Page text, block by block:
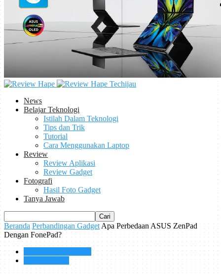
Techijau
News
Belajar Teknologi
Istilah Dalam Teknologi
Tips dan Trik
Tutorial
Cara Menggunakan Laptop
Review
Review Aplikasi
Review Gadget
Fotografi
Hasil Foto Gadget
Tanya Jawab
Beranda Perbandingan Gadget Apa Perbedaan ASUS ZenPad
Dengan FonePad?